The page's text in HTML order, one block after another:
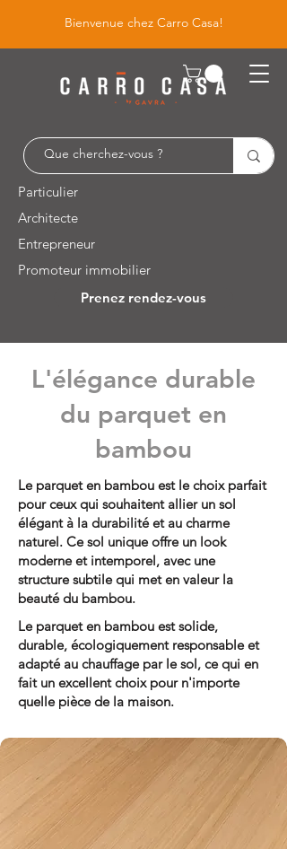
Bienvenue chez Carro Casa!
Particulier
Architecte
Entrepreneur
Promoteur immobilier
Prenez rendez-vous
L'élégance durable
du parquet en
bambou
Le parquet en bambou est le choix parfait
pour ceux qui souhaitent allier un sol
élégant à la durabilité et au charme
naturel. Ce sol unique offre un look
moderne et intemporel, avec une
structure subtile qui met en valeur la
beauté du bambou.
Le parquet en bambou est solide,
durable, écologiquement responsable et
adapté au chauffage par le sol, ce qui en
fait un excellent choix pour n'importe
quelle pièce de la maison.